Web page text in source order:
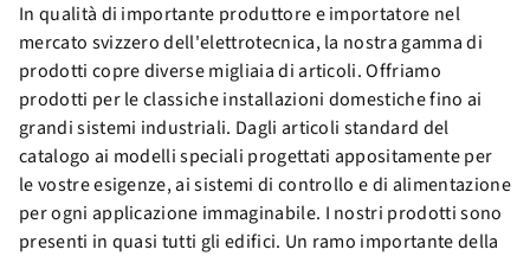
In qualità di importante produttore e importatore nel
mercato svizzero dell'elettrotecnica, la nostra gamma di
prodotti copre diverse migliaia di articoli. Offriamo
prodotti per le classiche installazioni domestiche fino ai
grandi sistemi industriali. Dagli articoli standard del
catalogo ai modelli speciali progettati appositamente per
le vostre esigenze, ai sistemi di controllo e di alimentazione
per ogni applicazione immaginabile. I nostri prodotti sono
presenti in quasi tutti gli edifici. Un ramo importante della